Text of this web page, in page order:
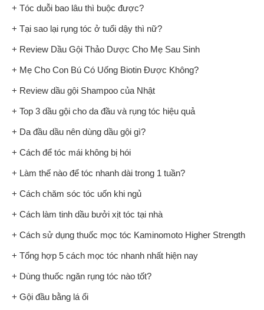
+ Tóc duỗi bao lâu thì buộc được?
+ Tại sao lại rụng tóc ở tuổi dậy thì nữ?
+ Review Dầu Gội Thảo Dược Cho Mẹ Sau Sinh
+ Mẹ Cho Con Bú Có Uống Biotin Được Không?
+ Review dầu gội Shampoo của Nhật
+ Top 3 dầu gội cho da đầu và rụng tóc hiệu quả
+ Da đầu dầu nên dùng dầu gội gì?
+ Cách để tóc mái không bị hói
+ Làm thế nào để tóc nhanh dài trong 1 tuần?
+ Cách chăm sóc tóc uốn khi ngủ
+ Cách làm tinh dầu bưởi xịt tóc tại nhà
+ Cách sử dụng thuốc mọc tóc Kaminomoto Higher Strength
+ Tổng hợp 5 cách mọc tóc nhanh nhất hiện nay
+ Dùng thuốc ngăn rụng tóc nào tốt?
+ Gội đầu bằng lá ổi